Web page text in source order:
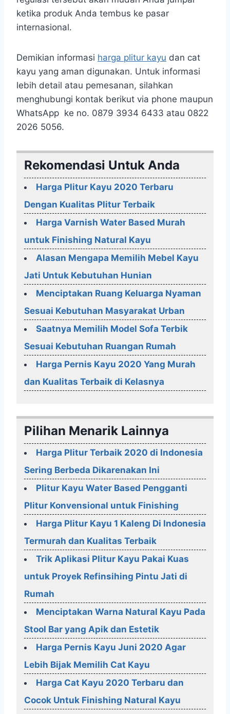
ketika produk Anda tembus ke pasar
internasional.
Demikian informasi harga plitur kayu dan cat
kayu yang aman digunakan. Untuk informasi
lebih detail atau pemesanan, silahkan
menghubungi kontak berikut via phone maupun
WhatsApp ke no. 0879 3934 6433 atau 0822
2026 5056.
Rekomendasi Untuk Anda
Harga Plitur Kayu 2020 Terbaru
Dengan Kualitas Plitur Terbaik
Harga Varnish Water Based Murah
untuk Finishing Natural Kayu
Alasan Mengapa Memilih Mebel Kayu
Jati Untuk Kebutuhan Hunian
Menciptakan Ruang Keluarga Nyaman
Sesuai Kebutuhan Masyarakat Urban
Saatnya Memilih Model Sofa Terbik
Sesuai Kebutuhan Ruangan Rumah
Harga Pernis Kayu 2020 Yang Murah
dan Kualitas Terbaik di Kelasnya
Pilihan Menarik Lainnya
Harga Plitur Terbaik 2020 di Indonesia
Sering Berbeda Dikarenakan Ini
Plitur Kayu Water Based Pengganti
Plitur Konvensional untuk Finishing
Harga Plitur Kayu 1 Kaleng Di Indonesia
Termurah dan Kualitas Terbaik
Trik Aplikasi Plitur Kayu Pakai Kuas
untuk Proyek Refinsihing Pintu Jati di
Rumah
Menciptakan Warna Natural Kayu Pada
Stool Bar yang Apik dan Estetik
Harga Pernis Kayu Juni 2020 Agar
Lebih Bijak Memilih Cat Kayu
Harga Cat Kayu 2020 Terbaru dan
Cocok Untuk Finishing Natural Kayu